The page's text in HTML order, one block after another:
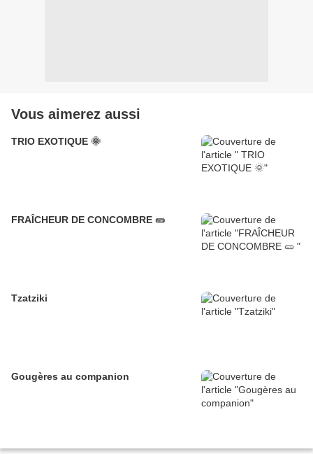
Vous aimerez aussi
TRIO EXOTIQUE 🌞
FRAÎCHEUR DE CONCOMBRE 🥒
Tzatziki
Gougères au companion